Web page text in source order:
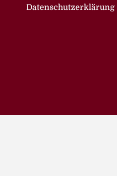
Datenschutzerklärung